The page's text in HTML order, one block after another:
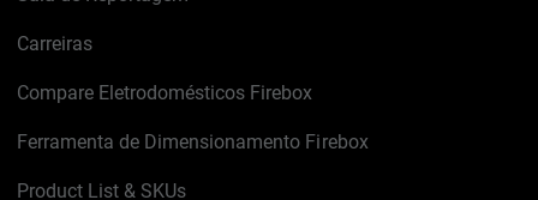
Carreiras
Compare Eletrodomésticos Firebox
Ferramenta de Dimensionamento Firebox
Product List & SKUs